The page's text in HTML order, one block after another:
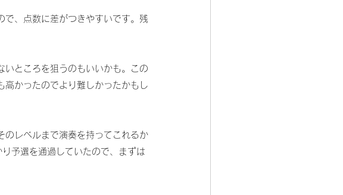
で、点数に差がつきやすいです。残
いところを狙うのもいいかも。この
高かったのでより難しかったかもし
のレベルまで演奏を持ってこれるか
予選を通過していたので、まずは